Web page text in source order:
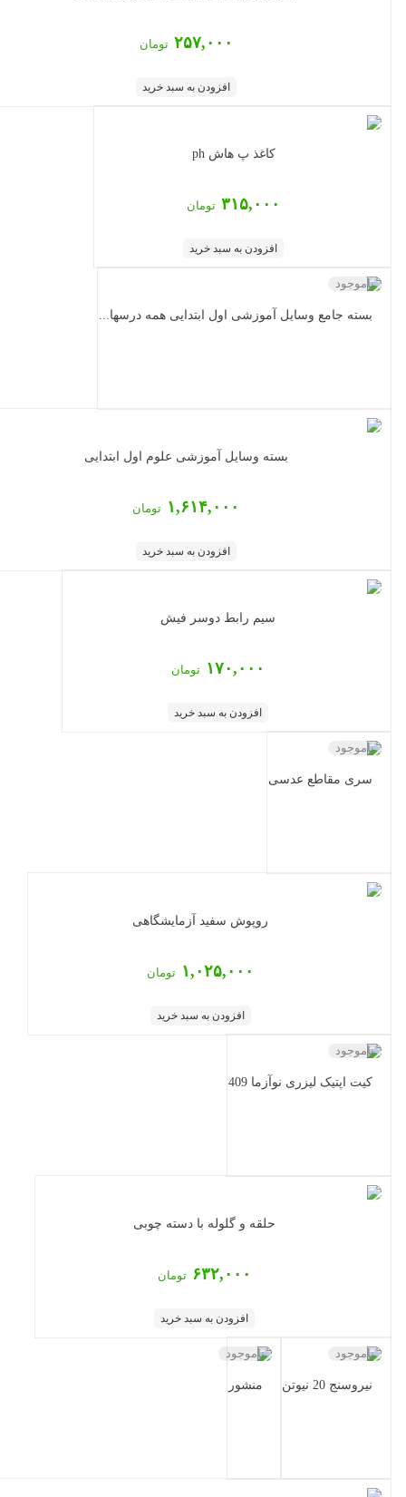
۲۵۷,۰۰۰تومان
افزودن به سبد خرید
کاغذ پ هاش ph
۳۱۵,۰۰۰ تومان
افزودن به سبد خرید
بسته جامع وسایل آموزشی اول ابتدایی همه درسها...
ناموجود
بسته وسایل آموزشی علوم اول ابتدایی
۱,۶۱۴,۰۰۰تومان
افزودن به سبد خرید
سیم رابط دوسر فیش
۱۷۰,۰۰۰ تومان
افزودن به سبد خرید
سری مقاطع عدسی
ناموجود
روپوش سفید آزمایشگاهی
۱,۰۲۵,۰۰۰تومان
افزودن به سبد خرید
کیت اپتیک لیزری نوآزما 409
ناموجود
حلقه و گلوله با دسته چوبی
۶۳۲,۰۰۰تومان
افزودن به سبد خرید
نیروسنج 20 نیوتن
ناموجود
منشور
ناموجود